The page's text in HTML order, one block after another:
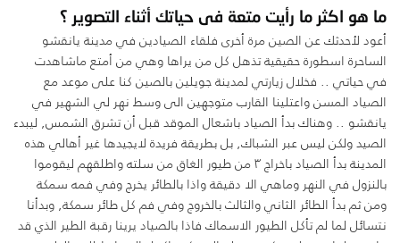
ما هو اكثر ما رأيت متعة فى حياتك أثناء التصوير ؟
أعود لأحدثك عن الصين مرة أخرى فلقاء الصيادين في مدينة يانقشو
الساحرة اسطورة حقيقية تذهل كل من يراها وهي من أمتع ماشاهدت
في حياتي .. فخلال زيارتي لمدينة جويلين بالصين كنا على موعد مع
الصياد المسن واعتلينا القارب متوجهين الى وسط نهر لي الشهير في
يانقشو .. وهناك بدأ الصياد باشعال الموقد قبل أن تشرق الشمس, ليبدء
الصيد ولكن ليس عبر الشباك, بل بطريقة فريدة لايجيدها غير أهالي هذه
المدينة بدأ الصياد باخراج ٣ من طيور الغاق من سلته واطلقهم ليقوموا
بالنزول في النهر وماهي الا دقيقة واذا بالطائر يخرج وفي فمه سمكة
ومن ثم بدأ الطائر الثاني والثالث بالخروج وفي فم كل طائر سمكة, وبدأنا
نتسائل لما لم تأكل الطيور الاسماك فاذا بالصياد يرينا رقبة الطير الذي قد